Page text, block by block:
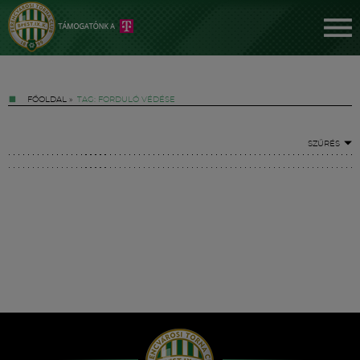
FŐOLDAL » TAG: FORDULÓ VÉDÉSE
SZŰRÉS
Hírek